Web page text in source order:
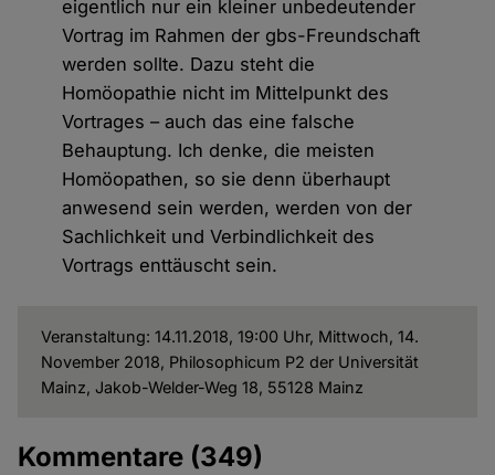
eigentlich nur ein kleiner unbedeutender
Vortrag im Rahmen der gbs-Freundschaft
werden sollte. Dazu steht die
Homöopathie nicht im Mittelpunkt des
Vortrages – auch das eine falsche
Behauptung. Ich denke, die meisten
Homöopathen, so sie denn überhaupt
anwesend sein werden, werden von der
Sachlichkeit und Verbindlichkeit des
Vortrags enttäuscht sein.
Veranstaltung: 14.11.2018, 19:00 Uhr, Mittwoch, 14.
November 2018, Philosophicum P2 der Universität
Mainz, Jakob-Welder-Weg 18, 55128 Mainz
Kommentare (349)